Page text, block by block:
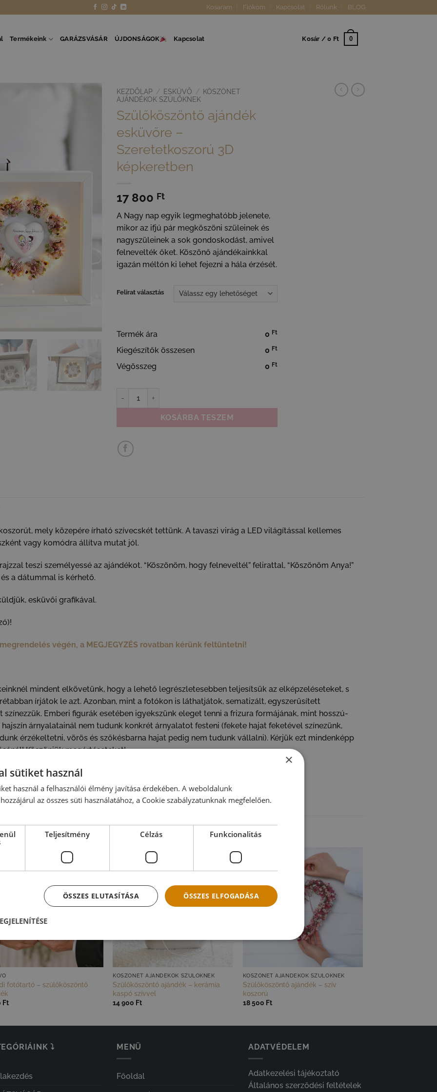
Kosaram Fiókom Kapcsolat Rólunk BLOG
Termékeink GARÁZSVÁSÁR ÚJDONSÁGOK Kapcsolat Kosár /0 Ft 0
KEZDŐLAP / ESKÜVŐ / KÖSZÖNET
AJÁNDÉKOK SZÜLŐKNEK
Szülőköszöntő ajándék
esküvőre –
Szeretetkoszorú 3D
képkeretben
17 800 Ft
A Nagy nap egyik legmeghatóbb jelenete,
mikor az ifjú pár megköszöni szüleinek és
nagyszüleinek a sok gondoskodást, amivel
felnevelték őket. Köszönő ajándékainkkal
igazán méltón ki lehet fejezni a hála érzését.
Felirat választás
Termék ára 0 Ft
Kiegészítők összesen 0 Ft
Végösszeg 0 Ft
KOSÁRBA TESZEM
mely közepére írható szívecskét tettünk. A tavaszi virág a LED világítással kellemes
vagy komódra állítva mutat jól.
teszi személyessé az ajándékot. “Köszönöm, hogy felneveltél” felirattal, “Köszönöm Anya!”
a dátummal is kérhető.
esküvői grafikával.
végén, a MEGJEGYZÉS rovatban kérünk feltüntetni!
mindent elkövetünk, hogy a lehető legrészletesebben teljesítsük az elképzeléseteket, s
írjátok le azt. Azonban, mint a fotókon is láthatjátok, sematizált, egyszerűsített
Emberi figurák esetében igyekszünk eleget tenni a frizura formájának, mint hosszú-
árnyalatainál nem tudunk konkrét árnyalatot festeni (fekete hajat feketével színezünk,
érzékeltetni, vörös és szőkésbarna hajat pedig nem tudunk vállalni). Kérjük ezt mindenképp
Köszönjük megértéseteket!
készülnek.
fotótartó – szülőköszöntő
Ft
KÖSZÖNET AJÁNDÉKOK SZÜLŐKNEK
Szülőköszöntő ajándék – kerámia
kaspó szívvel
14 900 Ft
KÖSZÖNET AJÁNDÉKOK SZÜLŐKNEK
Szülőköszöntő ajándék – szív
koszorú
18 500 Ft
⤵ MENÜ
Főoldal
ADATVÉDELEM
Adatkezelési tájékoztató
Általános szerződési feltételek
×
sütiket használ
használ a felhasználói élmény javítása érdekében. A weboldalunk
az összes süti használatához, a Cookie szabályzatunknak megfelelően.
Teljesítmény Célzás Funkcionalitás
ÖSSZES ELFOGADÁSA
ÖSSZES ELUTASÍTÁSA